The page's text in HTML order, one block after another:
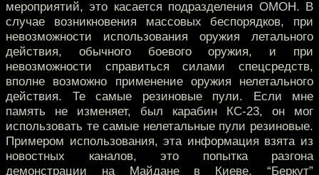
мероприятий, это касается подразделения ОМОН. В
случае возникновения массовых беспорядков, при
невозможности использования оружия летального
действия, обычного боевого оружия, и при
невозможности справиться силами спецсредств,
вполне возможно применение оружия нелетального
действия. Те самые резиновые пули. Если мне
память не изменяет, был карабин КС-23, он мог
использовать те самые нелетальные пули резиновые.
Примером использования, эта информация взята из
новостных каналов, это попытка разгона
демонстрации на Майдане в Киеве. “Беркут”